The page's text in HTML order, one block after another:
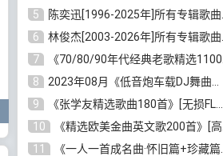
5
陈奕迅[1996-2025年]所有专辑歌曲合集[无损FLAC/MP3/48.18GB]百度云网盘下载
6
林俊杰[2003-2026年]所有专辑歌曲全集[无损FLAC/MP3/13.05GB]百度云网盘下载
7
《70/80/90年代经典老歌精选1100首》[高品质MP3/320K/10GB]百度云网盘下载
8
2023年08月《低音炮车载DJ舞曲排行360首》劲爆歌曲合集[高品质MP3/320K/2.86GB]百度云网盘下载
9
《张学友精选歌曲180首》[无损FLAC/MP3/6.26GB]百度云网盘下载
10
《精选欧美金曲英文歌200首》[高品质MP3/320K/1.81GB]百度云网盘下载
11
《一人一首成名曲·怀旧篇+珍藏篇4CD》[无损WAV/DTS+高品质MP3/6.88GB]百度云网盘下载